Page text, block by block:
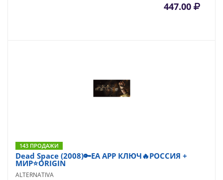
447.00
143 ПРОДАЖИ
Dead Space (2008)🔑EA APP КЛЮЧ🔥РОССИЯ +
МИР⭐ORIGIN
ALTERNATIVA